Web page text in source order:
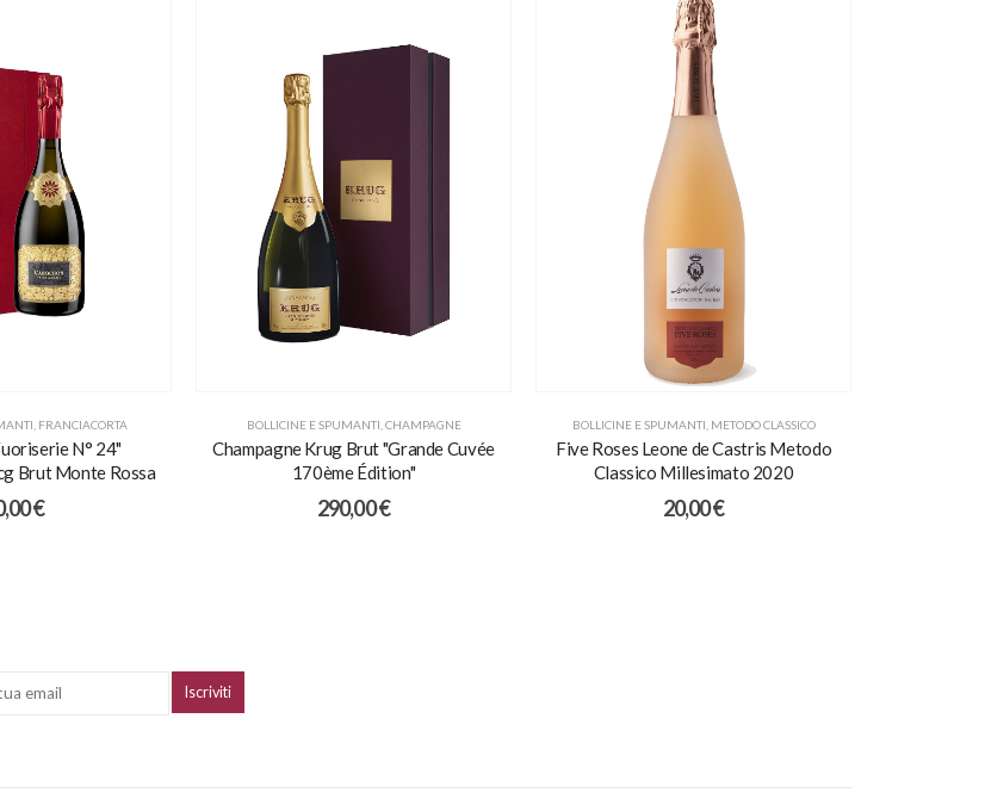
FRANCIACORTA
N° 24"
Brut Monte Rossa
€
BOLLICINE E SPUMANTI CHAMPAGNE
Champagne Krug Brut "Grande Cuvée
170ème Édition"
290,00€
BOLLICINE E SPUMANTI METODO CLASSICO
Five Roses Leone de Castris Metodo
Classico Millesimato 2020
20,00€